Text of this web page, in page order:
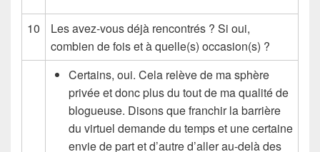
10
Les avez-vous déjà rencontrés ? Si oui,
combien de fois et à quelle(s) occasion(s) ?
Certains, oui. Cela relève de ma sphère
privée et donc plus du tout de ma qualité de
blogueuse. Disons que franchir la barrière
du virtuel demande du temps et une certaine
envie de part et d’autre d’aller au-delà des